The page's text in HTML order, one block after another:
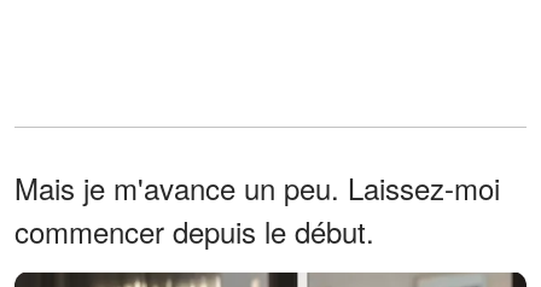
Mais je m'avance un peu. Laissez-moi
commencer depuis le début.